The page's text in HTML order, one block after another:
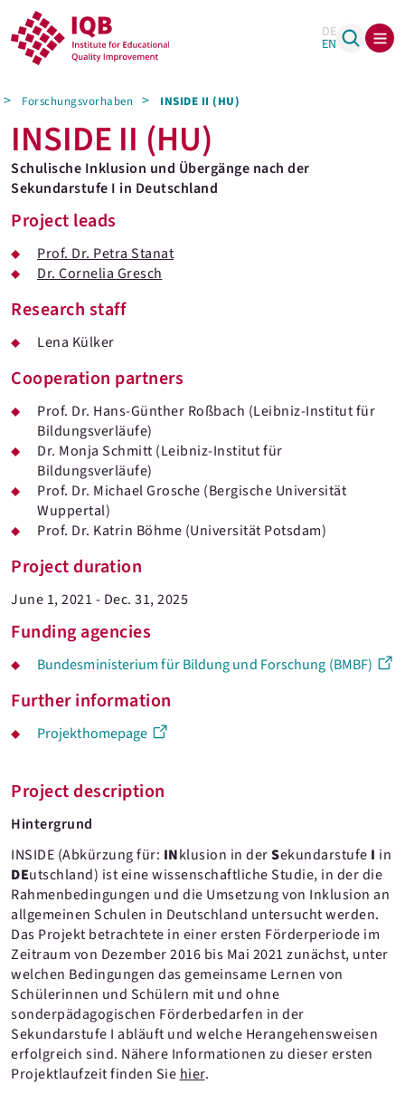
DE
EN
Forschungsvorhaben INSIDE II (HU)
Project leads
Prof. Dr. Petra Stanat
Dr. Cornelia Gresch
Research staff
Lena Külker
Cooperation partners
Prof. Dr. Hans-Günther Roßbach (Leibniz-Institut für
Bildungsverläufe)
Dr. Monja Schmitt (Leibniz-Institut für
Bildungsverläufe)
Prof. Dr. Michael Grosche (Bergische Universität
Wuppertal)
Prof. Dr. Katrin Böhme (Universität Potsdam)
Project duration
June 1, 2021 - Dec. 31, 2025
Funding agencies
Bundesministerium für Bildung und Forschung (BMBF)
Further information
Projekthomepage
Project description
Hintergrund
INSIDE (Abkürzung für: INklusion in derSekundarstufe I in
DEutschland) ist eine wissenschaftliche Studie, in der die
Rahmenbedingungen und die Umsetzung von Inklusion an
allgemeinen Schulen in Deutschland untersucht werden.
Das Projekt betrachtete in einer ersten Förderperiode im
Zeitraum von Dezember 2016 bis Mai 2021 zunächst, unter
welchen Bedingungen das gemeinsame Lernen von
Schülerinnen und Schülern mit und ohne
sonderpädagogischen Förderbedarfen in der
Sekundarstufe I abläuft und welche Herangehensweisen
erfolgreich sind. Nähere Informationen zu dieser ersten
Projektlaufzeit finden Sie hier.
INSIDE II (HU)
Schulische Inklusion und Übergänge nach der
Sekundarstufe I in Deutschland